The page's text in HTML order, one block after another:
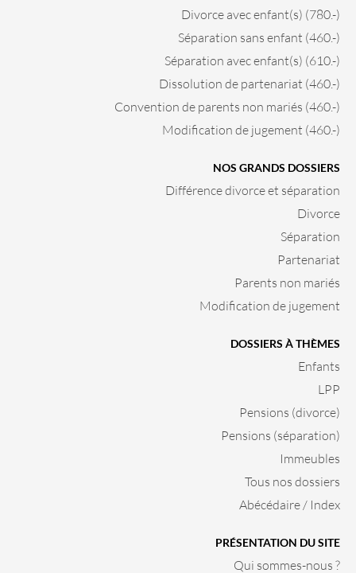
Divorce avec enfant(s) (780.-)
Séparation sans enfant (460.-)
Séparation avec enfant(s) (610.-)
Dissolution de partenariat (460.-)
Convention de parents non mariés (460.-)
Modification de jugement (460.-)
NOS GRANDS DOSSIERS
Différence divorce et séparation
Divorce
Séparation
Partenariat
Parents non mariés
Modification de jugement
DOSSIERS À THÈMES
Enfants
LPP
Pensions (divorce)
Pensions (séparation)
Immeubles
Tous nos dossiers
Abécédaire / Index
PRÉSENTATION DU SITE
Qui sommes-nous ?